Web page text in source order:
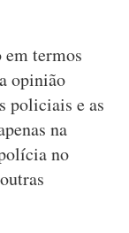
termos
opinião
policiais e as
na
no